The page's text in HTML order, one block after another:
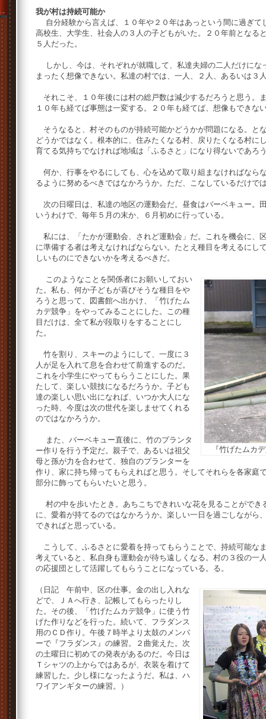
我が村は持続可能か
自分経験から言えば、１０年や２０年はあっという間に過ぎて
高校生、大学生、社会人の３人の子どもがいた。２０年前となる
５人だった。
しかし、今は、それぞれが就職して、私達夫婦の二人だけにな
まったく想像できない。私達の村では、一人、２人、あるいは３
それこそ、１０年後には村の総戸数は減少するだろうと思う。
１０年も経てば事態は一変する。２０年も経てば、想像もできな
そうなると、村そのものが持続可能かどうかが問題になる。と
どうかではなく。根本的に、住みたくなる村、戻りたくなる村に
育てる気持ちでなければ地域は「ふるさと」になり得ないであろ
何か、行事をやるにしても、心を込めて取り組まなければなら
るように努めるべきではなかろうか。ただ、こなしているだけで
次の日曜日は、私達の地区の運動会だ。昼食はバーベキュー。
いうわけで、毎年５月の末か、６月初めに行っている。
私には、「たかが運動会、されど運動会」だ。これを機会に、
に準備する者は考えなければならない。たとえ種目を考えるにし
しいものにできないかを考えるべきだ。
『竹げたムカ
このようなことを関係者にお願いしておい
た。私も、何か子どもが喜びそうな種目をや
ろうと思って、図書館へ出かけ、「竹げたム
カデ競争」をやってみることにした。この種
目だけは、全て私が段取りをすることにし
た。
竹を割り、スキーのようにして、一度に３
人が足を入れて息を合わせて前進するのだ。
これを小学生にやってもらうことにした。果
たして、楽しい競技になるだろうか。子ども
達の楽しい思い出になれば、いつか大人にな
った時、今度は次の世代を楽しませてくれる
のではなかろうか。
また、バーベキュー直後に、竹のプランタ
ー作りを行う予定だ。親子で、あるいは祖父
母と孫が力を合わせて、独自のプランターを
作り、家に持ち帰ってもらえればと思う。そしてそれらを各家庭
部分に飾ってもらいたいと思う。
村の中を歩いたとき。あちこちできれいな花を見ることができ
に、愛着が持てるのではなかろうか。楽しい一日を過ごしながら
できればと思っている。
こうして、ふるさとに愛着を持ってもらうことで、持続可能な
考えていると、私自身も運動会が待ち遠しくなる。村の３役の一
の応援団として活躍してもらうことになっている。る。
（日記 午前中、区の仕事。金の出し入れな
どで、ＪＡへ行き、記帳してもらったりし
た。その後、「竹げたムカデ競争」に使う竹
げた作りなどを行った。続いて、フラダンス
用のＣＤ作り。午後７時半より太鼓のメンバ
ーで『フラダンス』の練習。２曲覚えた。次
の土曜日に初めての発表があるのだ。今日は
Ｔシャツの上からではあるが、衣装を着けて
練習した。少し様になったようだ。私は、ハ
ワイアンギターの練習。）